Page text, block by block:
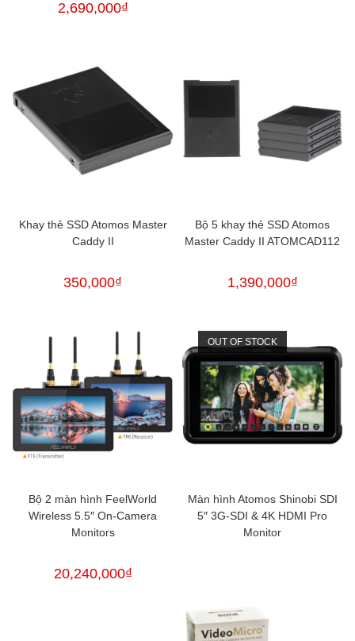
2,690,000₫
Khay thẻ SSD Atomos Master
Caddy II
350,000₫
Bộ 5 khay thẻ SSD Atomos
Master Caddy II ATOMCAD112
1,390,000₫
Bộ 2 màn hình FeelWorld
Wireless 5.5″ On-Camera
Monitors
20,240,000₫
OUT OF STOCK
Màn hình Atomos Shinobi SDI
5″ 3G-SDI & 4K HDMI Pro
Monitor